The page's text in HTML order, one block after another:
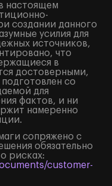
настоящем
создании данного
усилия для
источников,
что
в
достоверными,
со
для
фактов, и ни
намеренно
сопряжено с
обязательно
рисках:
customer-